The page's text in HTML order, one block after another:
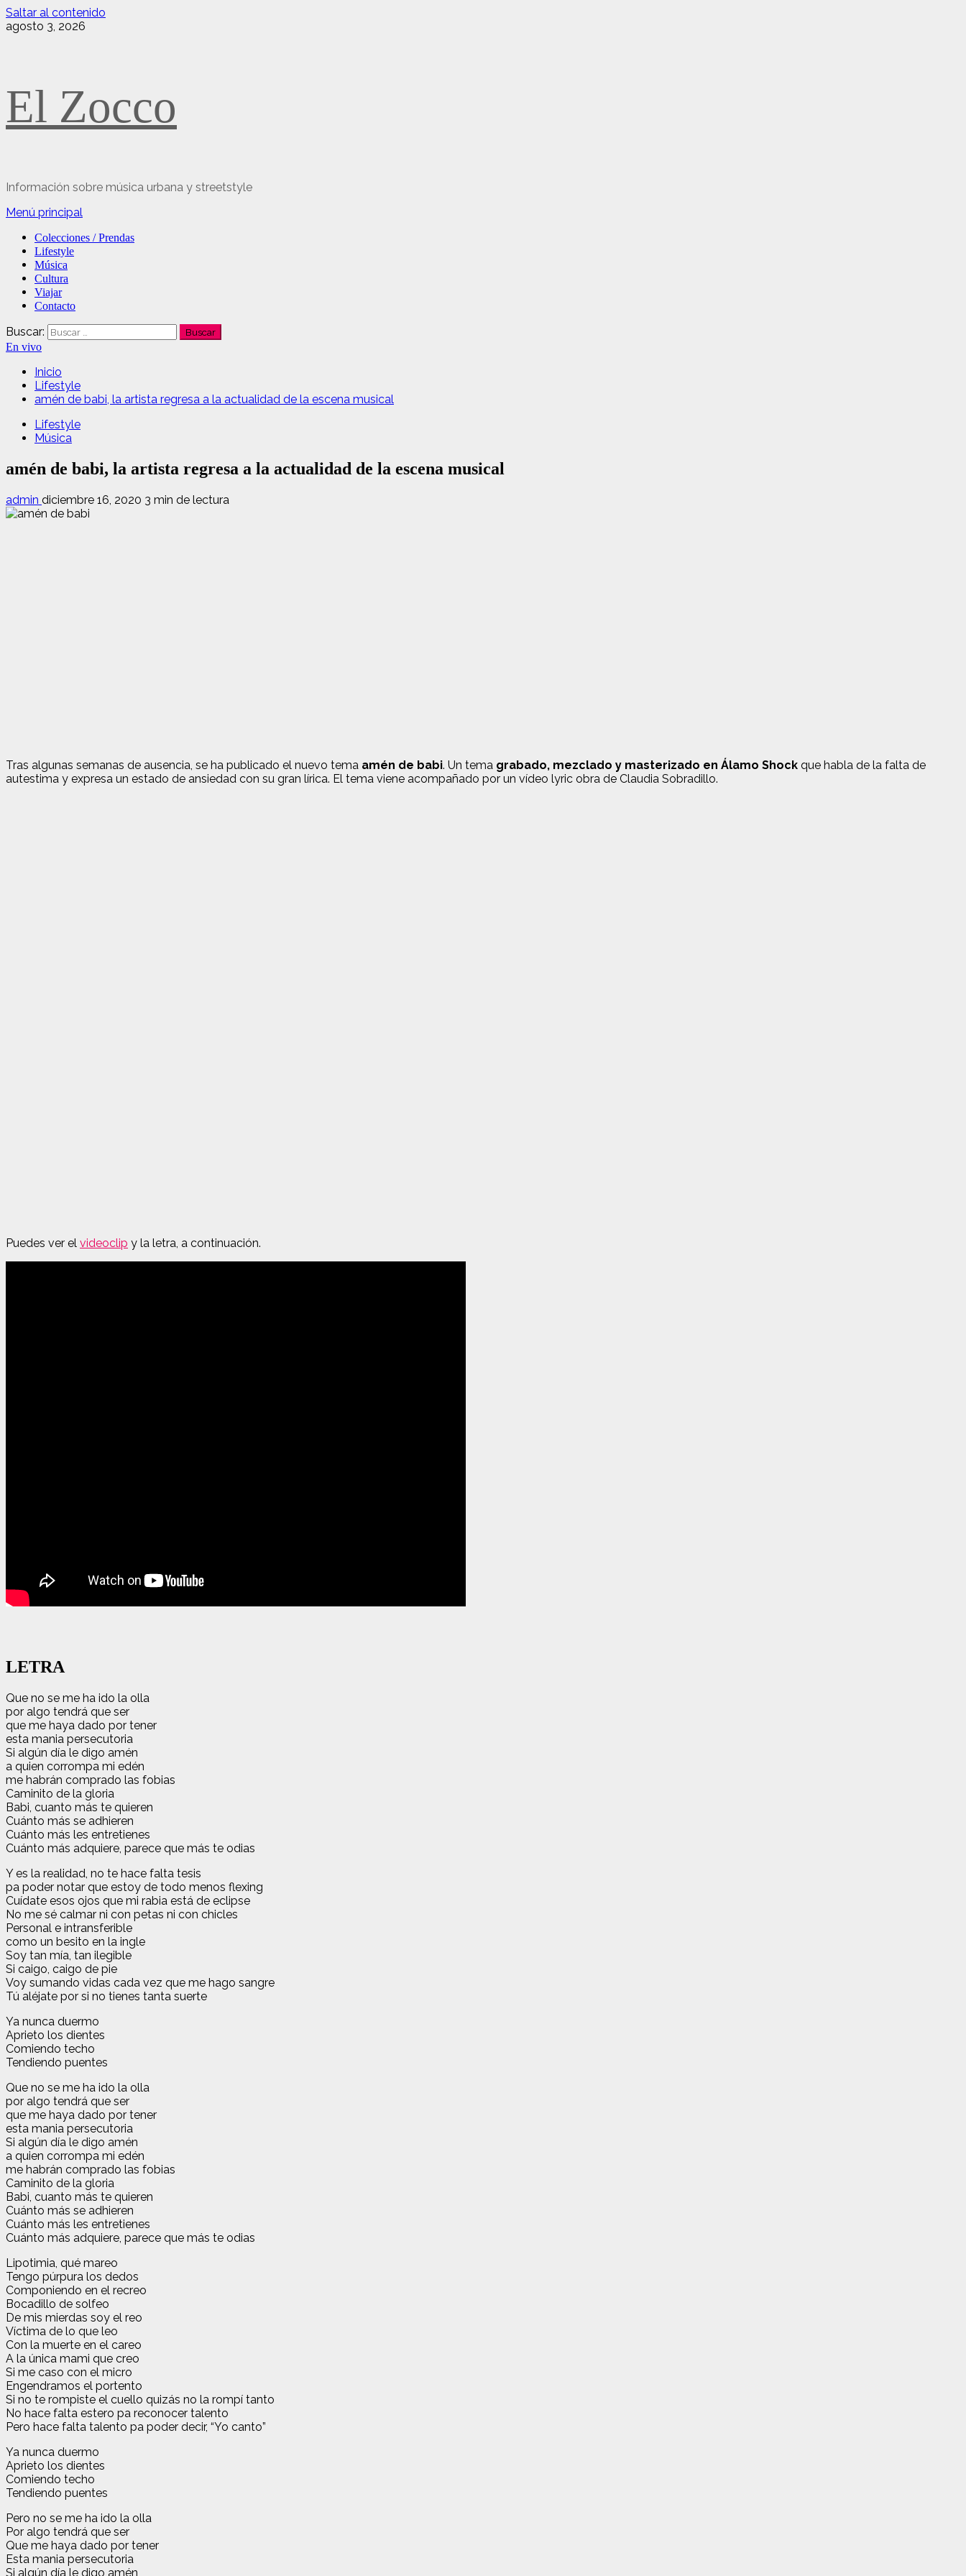
Saltar al contenido
agosto 3, 2026
El Zocco
Información sobre música urbana y streetstyle
Menú principal
Colecciones / Prendas
Lifestyle
Música
Cultura
Viajar
Contacto
Buscar:
En vivo
Inicio
Lifestyle
amén de babi, la artista regresa a la actualidad de la escena musical
Lifestyle
Música
amén de babi, la artista regresa a la actualidad de la escena musical
admin diciembre 16, 2020 3 min de lectura
Tras algunas semanas de ausencia, se ha publicado el nuevo tema amén de babi. Un tema grabado, mezclado y masterizado en Álamo Shock que habla de la falta de
autestima y expresa un estado de ansiedad con su gran lírica. El tema viene acompañado por un vídeo lyric obra de Claudia Sobradillo.
Puedes ver el videoclip y la letra, a continuación.
LETRA
Que no se me ha ido la olla
por algo tendrá que ser
que me haya dado por tener
esta mania persecutoria
Si algún día le digo amén
a quien corrompa mi edén
me habrán comprado las fobias
Caminito de la gloria
Babi, cuanto más te quieren
Cuánto más se adhieren
Cuánto más les entretienes
Cuánto más adquiere, parece que más te odias
Y es la realidad, no te hace falta tesis
pa poder notar que estoy dе todo menos flexing
Cuídate еsos ojos que mi rabia está de eclipse
No me sé calmar ni con petas ni con chicles
Personal e intransferible
como un besito en la ingle
Soy tan mía, tan ilegible
Si caigo, caigo de pie
Voy sumando vidas cada vez que me hago sangre
Tú aléjate por si no tienes tanta suerte
Ya nunca duermo
Aprieto los dientes
Comiendo techo
Tendiendo puentes
Que no se me ha ido la olla
por algo tendrá que ser
que me haya dado por tener
esta mania persecutoria
Si algún día le digo amén
a quien corrompa mi edén
me habrán comprado las fobias
Caminito de la gloria
Babi, cuanto más te quieren
Cuánto más se adhieren
Cuánto más les entretienes
Cuánto más adquiere, parece que más te odias
Lipotimia, qué mareo
Tengo púrpura los dedos
Componiendo en el recreo
Bocadillo de solfeo
De mis mierdas soy el reo
Víctima de lo que leo
Con la muerte en el careo
A la única mami que creo
Si me caso con el micro
Engendramos el portento
Si no te rompiste el cuello quizás no la rompí tanto
No hace falta estero pa reconocer talento
Pero hace falta talento pa poder decir, “Yo canto”
Ya nunca duermo
Aprieto los dientes
Comiendo techo
Tendiendo puentes
Pero no se me ha ido la olla
Por algo tendrá que ser
Que me haya dado por tener
Esta mania persecutoria
Si algún día le digo amén